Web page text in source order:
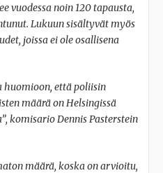
vuodessa noin 120 tapausta,
Lukuun sisältyvät myös
joissa ei ole osallisena
huomioon, että poliisin
määrä on Helsingissä
komisario Dennis Pasterstein
määrä, koska on arvioitu,